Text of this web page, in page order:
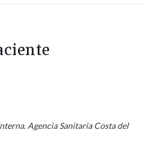
Agencia Sanitaria Costa del